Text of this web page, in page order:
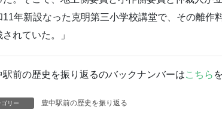
11年新設なった克明第三小学校講堂で、その離作
されていた。」
前の歴史を振り返るのバックナンバーはこちら
ゴリー 豊中駅前の歴史を振り返る